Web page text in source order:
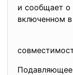
и сообщает о
включенном в